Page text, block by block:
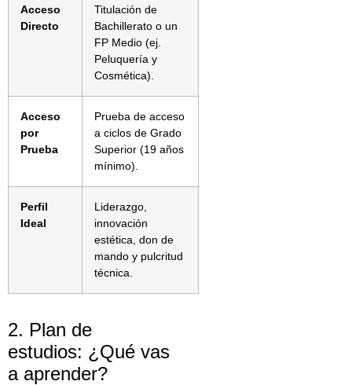
Acceso
Directo
Titulación de
Bachillerato o un
FP Medio (ej.
Peluquería y
Cosmética).
Acceso
por
Prueba
Prueba de acceso
a ciclos de Grado
Superior (19 años
mínimo).
Perfil
Ideal
Liderazgo,
innovación
estética, don de
mando y pulcritud
técnica.
2. Plan de
estudios: ¿Qué vas
a aprender?